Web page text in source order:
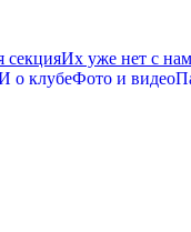
секцияИх уже нет с
о клубеФото и видео